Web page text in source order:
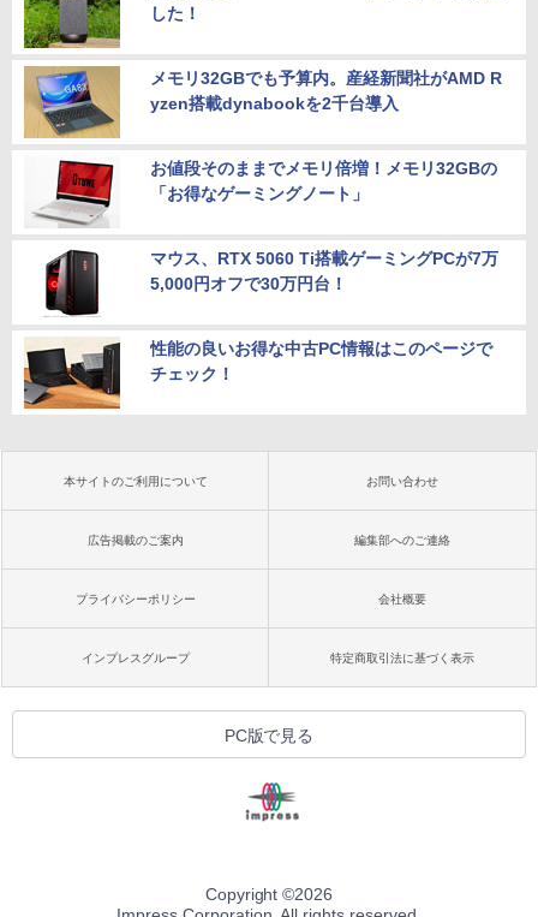
した！
メモリ32GBでも予算内。産経新聞社がAMD R
yzen搭載dynabookを2千台導入
お値段そのままでメモリ倍増！メモリ32GBの
「お得なゲーミングノート」
マウス、RTX 5060 Ti搭載ゲーミングPCが7万
5,000円オフで30万円台！
性能の良いお得な中古PC情報はこのページで
チェック！
本サイトのご利用について お問い合わせ
広告掲載のご案内 編集部へのご連絡
プライバシーポリシー 会社概要
インプレスグループ 特定商取引法に基づく表示
PC版で見る
Copyright ©2026